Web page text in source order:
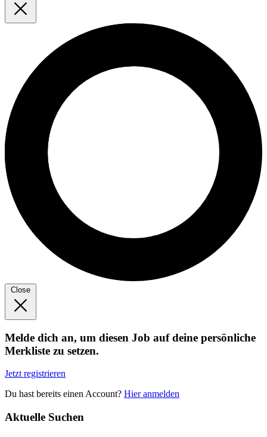
Close
Melde dich an, um diesen Job auf deine persönliche
Merkliste zu setzen.
Jetzt registrieren
Du hast bereits einen Account? Hier anmelden
Aktuelle Suchen